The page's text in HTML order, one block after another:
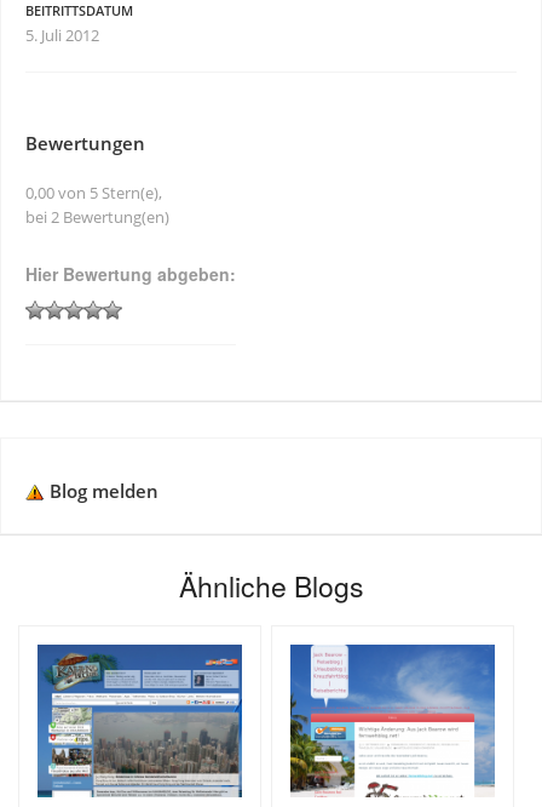
BEITRITTSDATUM
5. Juli 2012
Bewertungen
0,00 von 5 Stern(e),
bei 2 Bewertung(en)
Hier Bewertung abgeben:
Blog melden
Ähnliche Blogs